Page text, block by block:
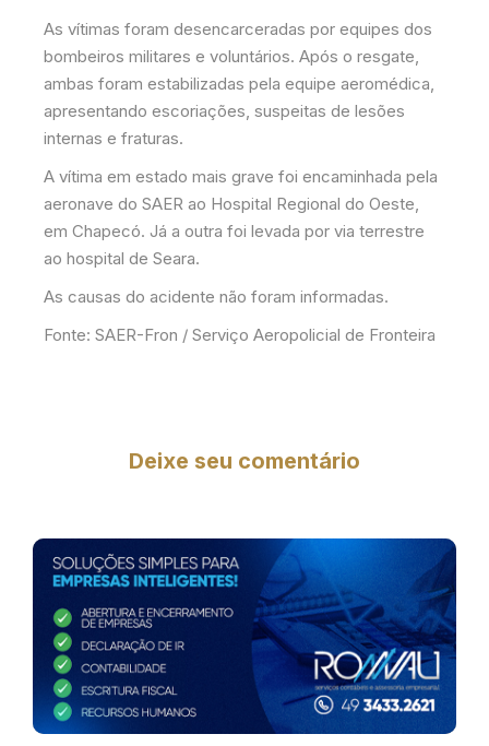
As vítimas foram desencarceradas por equipes dos
bombeiros militares e voluntários. Após o resgate,
ambas foram estabilizadas pela equipe aeromédica,
apresentando escoriações, suspeitas de lesões
internas e fraturas.
A vítima em estado mais grave foi encaminhada pela
aeronave do SAER ao Hospital Regional do Oeste,
em Chapecó. Já a outra foi levada por via terrestre
ao hospital de Seara.
As causas do acidente não foram informadas.
Fonte: SAER-Fron / Serviço Aeropolicial de Fronteira
Deixe seu comentário